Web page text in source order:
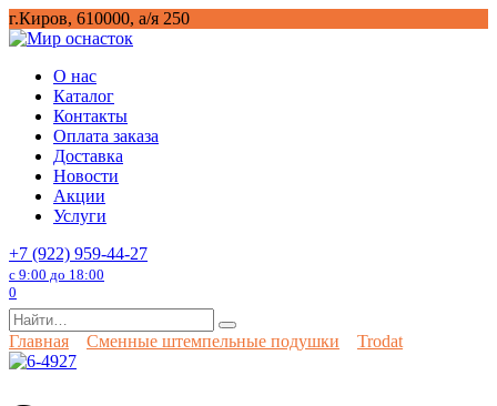
Перейти
к
г.Киров, 610000, а/я 250
О нас
Каталог
Контакты
Оплата заказа
Доставка
Новости
Акции
Услуги
+7 (922) 959-44-27
с 9:00 до 18:00
0
Search
for:
Главная Сменные штемпельные подушки Trodat